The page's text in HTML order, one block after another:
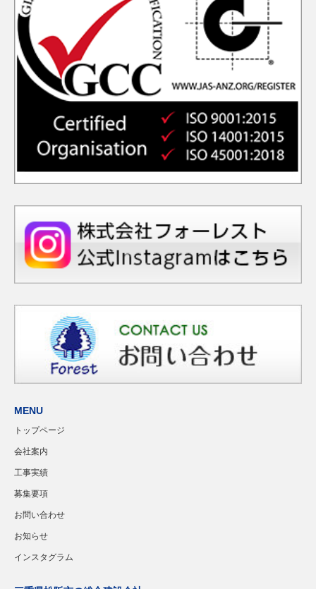
MENU
トップページ
会社案内
工事実績
募集要項
お問い合わせ
お知らせ
インスタグラム